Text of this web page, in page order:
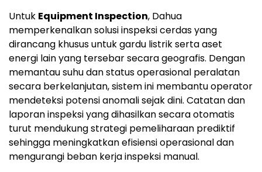
Untuk Equipment Inspection, Dahua
memperkenalkan solusi inspeksi cerdas yang
dirancang khusus untuk gardu listrik serta aset
energi lain yang tersebar secara geografis. Dengan
memantau suhu dan status operasional peralatan
secara berkelanjutan, sistem ini membantu operator
mendeteksi potensi anomali sejak dini. Catatan dan
laporan inspeksi yang dihasilkan secara otomatis
turut mendukung strategi pemeliharaan prediktif
sehingga meningkatkan efisiensi operasional dan
mengurangi beban kerja inspeksi manual.